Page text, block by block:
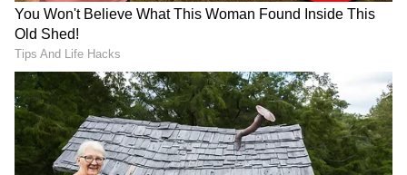
RECOMMENDED STORIES